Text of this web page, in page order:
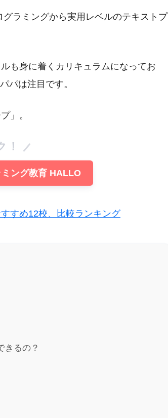
ラミングから実用レベルのテキストプ
も身に着くカリキュラムになってお
パは注目です。
」。
！
ング教育 HALLO
すめ12校、比較ランキング
きるの？